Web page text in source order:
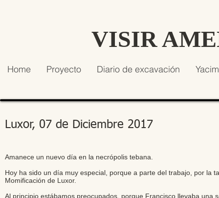
VISIR
Home Proyecto Diario de excavación
Luxor, 07 de Diciembre 2017
Amanece un nuevo día en la necrópolis tebana.
Hoy ha sido un día muy especial, porque a parte del trabajo, por la
Momificación de Luxor.
Al principio estábamos preocupados, porque Francisco llevaba